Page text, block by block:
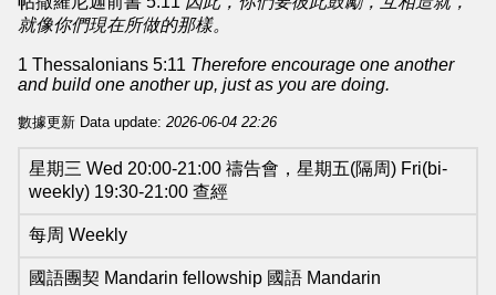
主
NCCC
Mainpage
北
歐
華
人
就像你們現在所做的那樣。
1 Thessalonians 5:11 Therefore encourage one another
and build one another up, just as you are doing.
數據更新 Data update: 2026-06-04 22:26
星期三 Wed 20:00-21:00 禱告會，星期五(隔周) Fri(bi-
weekly) 19:30-21:00 查經
每周 Weekly
國語團契 Mandarin fellowship 國語 Mandarin